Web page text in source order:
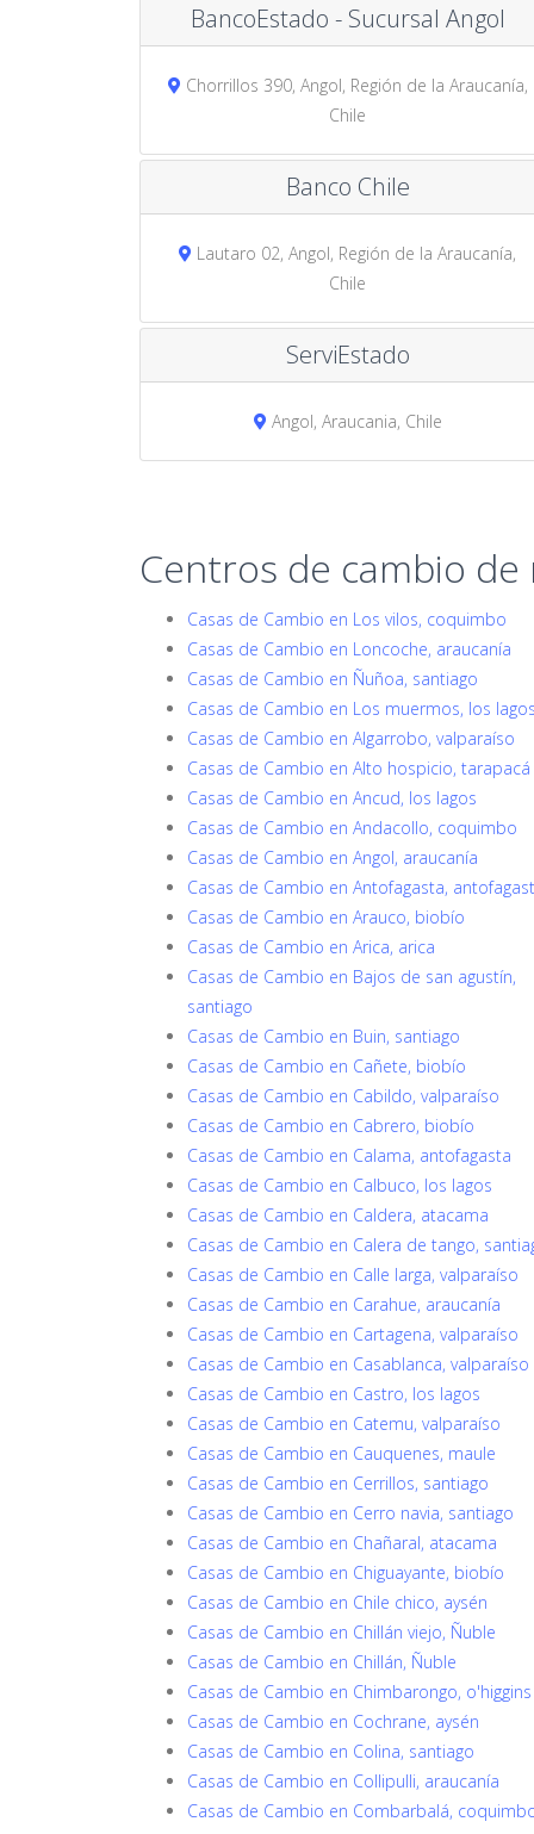
BancoEstado - Sucursal Angol
Chorrillos 390, Angol, Región de la Araucanía,
Chile
Banco Chile
Lautaro 02, Angol, Región de la Araucanía,
Chile
ServiEstado
Angol, Araucania, Chile
Centros de cambio
Casas de Cambio en Los vilos, coquimbo
Casas de Cambio en Loncoche, araucanía
Casas de Cambio en Ñuñoa, santiago
Casas de Cambio en Los muermos, los
Casas de Cambio en Algarrobo, valparaíso
Casas de Cambio en Alto hospicio, tarapacá
Casas de Cambio en Ancud, los lagos
Casas de Cambio en Andacollo, coquimbo
Casas de Cambio en Angol, araucanía
Casas de Cambio en Antofagasta,
Casas de Cambio en Arauco, biobío
Casas de Cambio en Arica, arica
Casas de Cambio en Bajos de san agustín,
santiago
Casas de Cambio en Buin, santiago
Casas de Cambio en Cañete, biobío
Casas de Cambio en Cabildo, valparaíso
Casas de Cambio en Cabrero, biobío
Casas de Cambio en Calama, antofagasta
Casas de Cambio en Calbuco, los lagos
Casas de Cambio en Caldera, atacama
Casas de Cambio en Calera de tango,
Casas de Cambio en Calle larga, valparaíso
Casas de Cambio en Carahue, araucanía
Casas de Cambio en Cartagena, valparaíso
Casas de Cambio en Casablanca, valparaíso
Casas de Cambio en Castro, los lagos
Casas de Cambio en Catemu, valparaíso
Casas de Cambio en Cauquenes, maule
Casas de Cambio en Cerrillos, santiago
Casas de Cambio en Cerro navia, santiago
Casas de Cambio en Chañaral, atacama
Casas de Cambio en Chiguayante, biobío
Casas de Cambio en Chile chico, aysén
Casas de Cambio en Chillán viejo, Ñuble
Casas de Cambio en Chillán, Ñuble
Casas de Cambio en Chimbarongo, o'higgins
Casas de Cambio en Cochrane, aysén
Casas de Cambio en Colina, santiago
Casas de Cambio en Collipulli, araucanía
Casas de Cambio en Combarbalá,